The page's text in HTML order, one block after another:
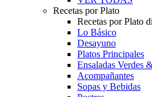
Recetas por Plato
Recetas por Plato
Lo Básico
Desayuno
Platos Principales
Ensaladas Verdes
Acompañantes
Sopas y Bebidas